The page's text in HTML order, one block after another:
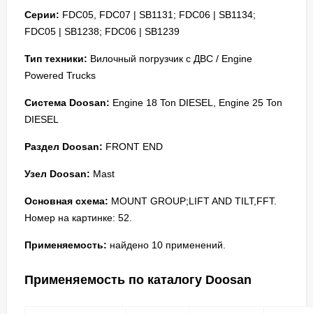
Серии: FDC05, FDC07 | SB1131; FDC06 | SB1134;
FDC05 | SB1238; FDC06 | SB1239
Тип техники: Вилочный погрузчик с ДВС / Engine
Powered Trucks
Система Doosan: Engine 18 Ton DIESEL, Engine 25 Ton
DIESEL
Раздел Doosan: FRONT END
Узел Doosan: Mast
Основная схема: MOUNT GROUP;LIFT AND TILT,FFT.
Номер на картинке: 52.
Применяемость: найдено 10 применений.
Применяемость по каталогу Doosan